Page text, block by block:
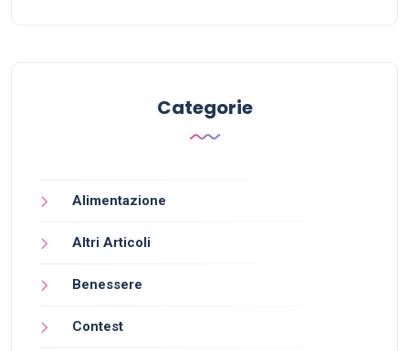
Categorie
Alimentazione
Altri Articoli
Benessere
Contest